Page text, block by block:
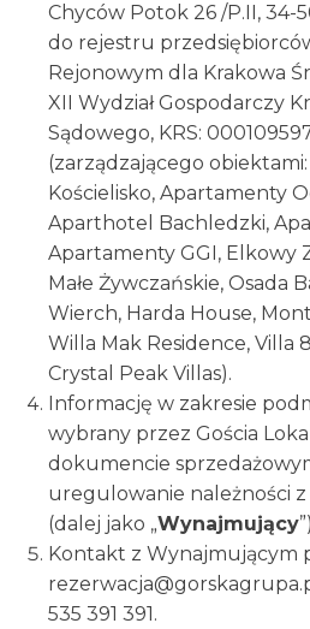
Chyców Potok 26 /P.II, 34-
do rejestru
Rejonowym dla Krakowa
XII Wydział Gospodarczy
Sądowego, KRS:
(zarządzającego
Kościelisko, Apartamenty
Aparthotel Bachledzki,
Apartamenty GGI, Elkowy
Małe Żywczańskie, Osada
Wierch, Harda House,
Willa Mak Residence, Villa
Crystal Peak Villas).
Informację w zakresie
wybrany przez Gościa
dokumencie
uregulowanie należności
(dalej jako „Wynajmujący
Kontakt z Wynajmującym
535 391 391.